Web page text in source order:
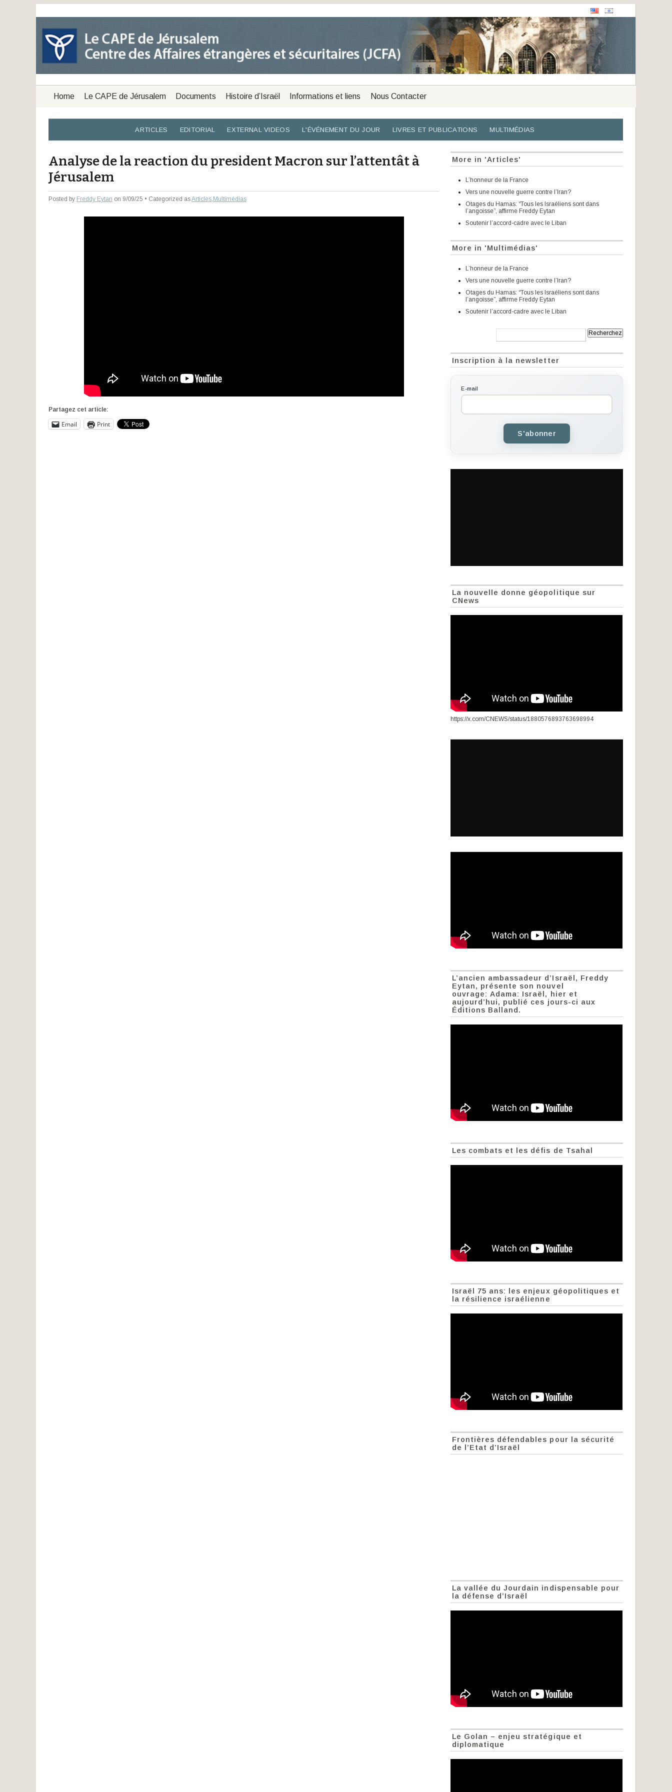
Home Le CAPE de Jérusalem Documents Histoire d’Israël Informations et liens Nous Contacter
ARTICLES EDITORIAL EXTERNAL VIDEOS L'ÉVÉNEMENT DU JOUR LIVRES ET PUBLICATIONS MULTIMÉDIAS
Analyse de la reaction du president Macron sur l’attentât à
Jérusalem
Posted by Freddy Eytan on 9/09/25 • Categorized asArticles, Multimédias
Partagez cet article:
Email Print
More in 'Articles'
L’honneur de la France
Vers une nouvelle guerre contre l’Iran?
Otages du Hamas: “Tous les Israéliens sont dans
l’angoisse”, affirme Freddy Eytan
Soutenir l’accord-cadre avec le Liban
More in 'Multimédias'
L’honneur de la France
Vers une nouvelle guerre contre l’Iran?
Otages du Hamas: “Tous les Israéliens sont dans
l’angoisse”, affirme Freddy Eytan
Soutenir l’accord-cadre avec le Liban
Inscription à la newsletter
E-mail
S'abonner
La nouvelle donne géopolitique sur
CNews
https://x.com/CNEWS/status/1880576893763698994
L’ancien ambassadeur d’Israël, Freddy
Eytan, présente son nouvel
ouvrage: Adama: Israël, hier et
aujourd’hui, publié ces jours-ci aux
Éditions Balland.
Les combats et les défis de Tsahal
Israël 75 ans: les enjeux géopolitiques et
la résilience israélienne
Frontières défendables pour la sécurité
de l’Etat d’Israël
La vallée du Jourdain indispensable pour
la défense d’Israël
Le Golan – enjeu stratégique et
diplomatique